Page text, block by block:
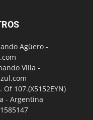
Agüero -
Villa -
107.(X5152EYN)
- Argentina